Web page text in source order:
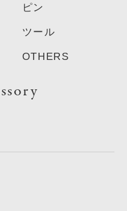
ピン
ツール
OTHERS